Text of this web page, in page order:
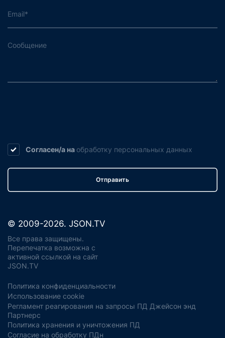
Согласен/а на обработку персональных данных
Отправить
© 2009-2026. JSON.TV
Все права защищены.
Перепечатка возможна с
активной ссылкой на сайт
JSON.TV
Политика конфиденциальности
Использование cookie
Регламент реагирования на запросы ПД Джейсон энд
Партнерс
Политика хранения и уничтожения ПД
Согласие на обработку ПДн